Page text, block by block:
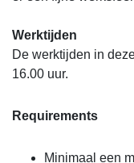
Werktijden
De werktijden in
16.00 uur.
Requirements
Minimaal een